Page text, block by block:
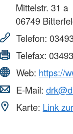
Mittelstr. 31 a
06749
Telefon:
Telefax:
Web: https://
E-Mail:
Karte: Link